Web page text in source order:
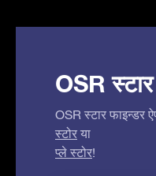
OSR
OSR स्टार
स्टोर या
प्ले स्टोर!